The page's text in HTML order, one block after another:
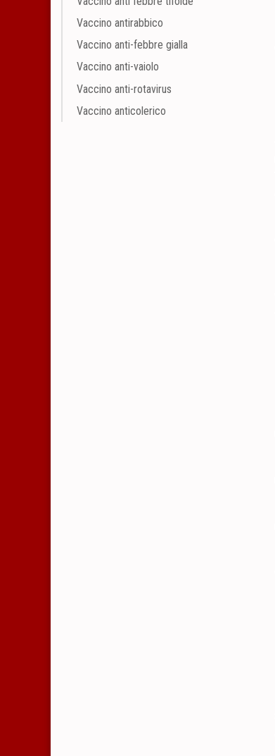
Vaccino antirabbico
Vaccino anti-febbre gialla
Vaccino anti-vaiolo
Vaccino anti-rotavirus
Vaccino anticolerico